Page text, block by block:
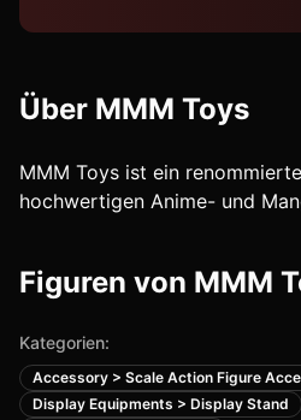
Über MMM Toys
MMM Toys ist ein
hochwertigen Anime- und
Figuren von MMM
Kategorien:
Accessory > Scale Action Figure
Display Equipments > Display Stand